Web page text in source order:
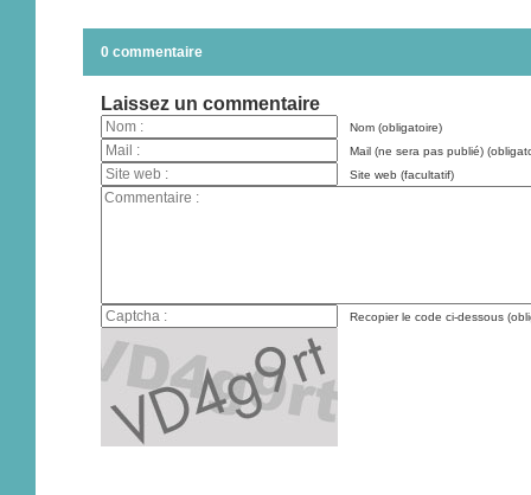
0 commentaire
Laissez un commentaire
Nom (obligatoire)
Mail (ne sera pas publié)
Site web (facultatif)
Recopier le code ci-dessous